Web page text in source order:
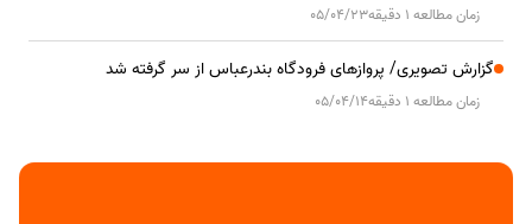
زمان مطالعه 1 دقیقه 05/04/23
گزارش تصویری/ پروازهای فرودگاه بندرعباس از سر گرفته شد
زمان مطالعه 1 دقیقه 05/04/14